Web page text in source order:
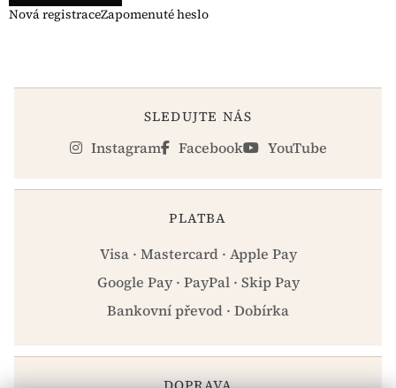
Nová registraceZapomenuté heslo
SLEDUJTE NÁS
Instagram Facebook YouTube
PLATBA
Visa · Mastercard · Apple Pay
Google Pay · PayPal · Skip Pay
Bankovní převod · Dobírka